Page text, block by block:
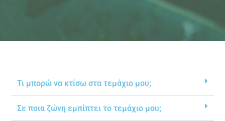
Τι μπορώ να κτίσω στα τεμάχιο μου;
Σε ποια ζώνη εμπίπτει το τεμάχιο μου;